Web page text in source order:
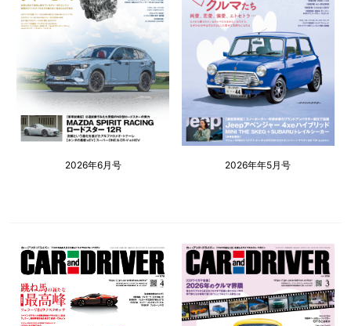
2026年6月号 2026年年5月号